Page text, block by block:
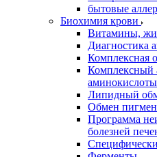
бытовые
Биохимия крови
Витамины,
Диагностика
Комплексная
Комплексный
аминокислоты
Липидный
Обмен
Программа
болезней